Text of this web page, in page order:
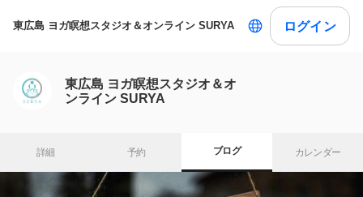
東広島 ヨガ瞑想スタジオ＆オンライン SURYA ログイン
東広島 ヨガ瞑想スタジオ＆オ
ンライン SURYA
詳細 予約 ブログ カレンダー